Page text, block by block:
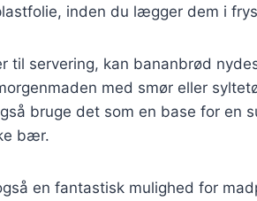
inden du lægger dem i
til servering, kan bananbrød
med smør eller
bruge det som en base for en
bær.
en fantastisk mulighed for